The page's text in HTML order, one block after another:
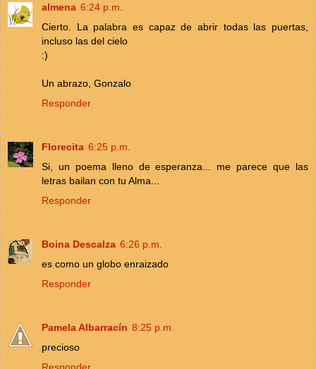
almena 6:24 p.m.
Cierto. La palabra es capaz de abrir todas las puertas,
incluso las del cielo
:)
Un abrazo, Gonzalo
Responder
Florecita 6:25 p.m.
Si, un poema lleno de esperanza... me parece que las
letras bailan con tu Alma...
Responder
Boina Descalza 6:26 p.m.
es como un globo enraizado
Responder
Pamela Albarracín 8:25 p.m.
precioso